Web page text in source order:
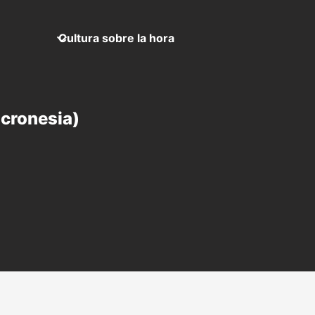
Cultura sobre la hora